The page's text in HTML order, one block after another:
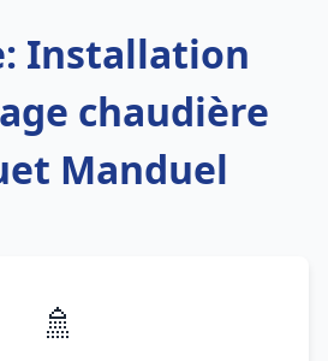
Installation
chaudière
Manduel
🚿